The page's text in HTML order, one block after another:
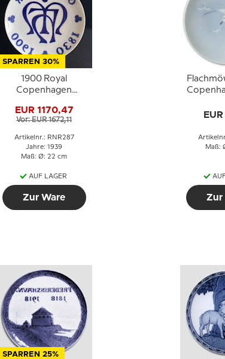
SPARREN 30%
1900 Royal
Copenhagen
Oktober 1830-1900
Monogramm - Extrem
selten !!!
EUR 1170,47
Vor: EUR 1672,11
Artikelnr.: RNR287
Jahre: 1939
Maß: Ø: 22 cm
AUF LAGER
Zur Ware
Maß:
Zur
SPARREN 25%